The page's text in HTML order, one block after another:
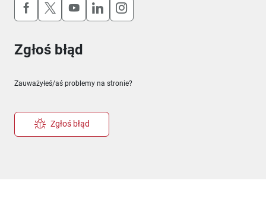
Uwaga, link otworzy się w nowym oknie
Uwaga, link otworzy się w nowym oknie
Uwaga, link otworzy się w nowym
Uwaga, link otworzy się w
Uwaga, link otworzy się w
Zgłoś błąd
Zauważyłeś/aś problemy na stronie?
Zgłoś błąd